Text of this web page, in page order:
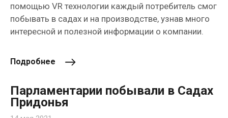
помощью VR технологии каждый потребитель смог
побывать в садах и на производстве, узнав много
интересной и полезной информации о компании.
Подробнее
Парламентарии побывали в Садах
Придонья